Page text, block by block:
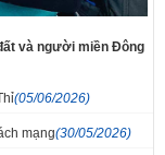
và người miền Đông
(05/06/2026)
mạng(30/05/2026)